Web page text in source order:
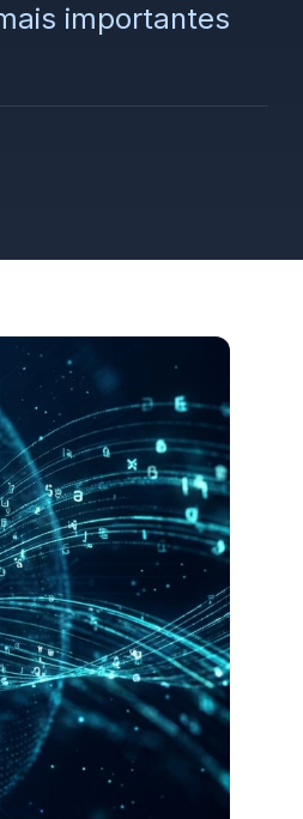
importantes